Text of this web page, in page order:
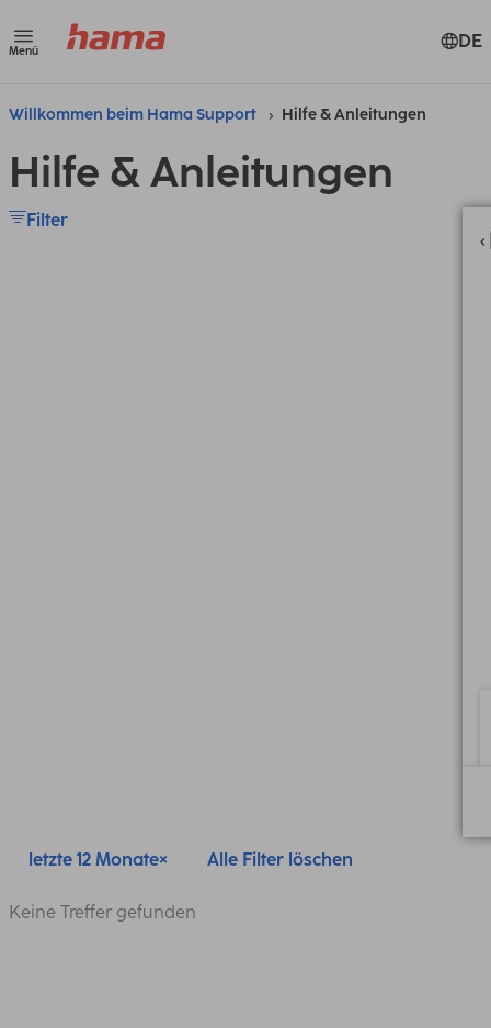
Menü DE
Willkommen beim Hama Support Hilfe & Anleitungen
Hilfe & Anleitungen
Filter
letzte 12 Monate Alle Filter löschen
Keine Treffer gefunden